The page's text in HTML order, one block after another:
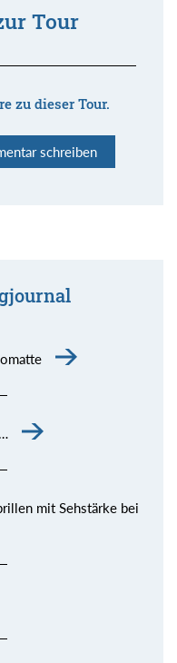
Tour
zu dieser Tour.
schreiben
mit Sehstärke bei